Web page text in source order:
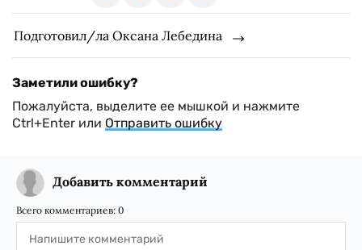
Подготовил/ла Оксана Лебедина
Заметили ошибку?
Пожалуйста, выделите ее мышкой и нажмите
Ctrl+Enter или Отправить ошибку
Добавить комментарий
Всего комментариев: 0